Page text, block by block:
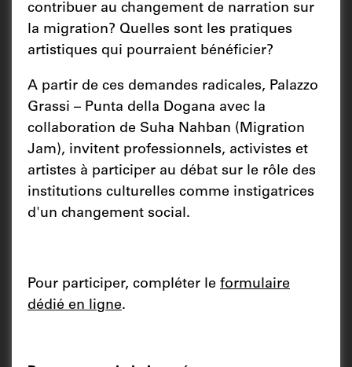
contribuer au changement de narration sur
la migration? Quelles sont les pratiques
artistiques qui pourraient bénéficier?
A partir de ces demandes radicales, Palazzo
Grassi – Punta della Dogana avec la
collaboration de Suha Nahban (Migration
Jam), invitent professionnels, activistes et
artistes à participer au débat sur le rôle des
institutions culturelles comme instigatrices
d'un changement social.
Pour participer, compléter le formulaire
dédié en ligne.